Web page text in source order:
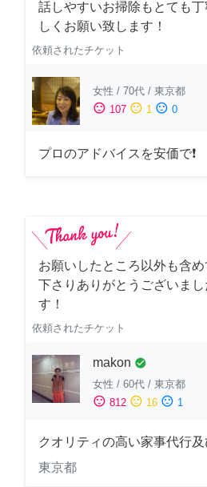
話しやすいお掃除もとても
しくお願い致します！
依頼されたチケット
女性 / 70代 / 東京都
sentiment_satisfied 107 sentiment_neutral 1 sentiment_dissatisfied 0
プロのアドバイスを安価で❗
お願いしたところ以外も含
下さりありがとうございまし
す！
依頼されたチケット
makon check_circle
女性 / 60代 / 東京都
sentiment_satisfied 812 sentiment_neutral 16 sentiment_dissatisfied 1
クオリティの高い家事代行
東京都